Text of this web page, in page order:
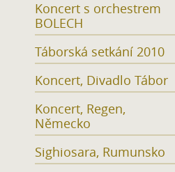
Koncert s orchestrem
BOLECH
Táborská setkání 2010
Koncert, Divadlo Tábor
Koncert, Regen,
Německo
Sighiosara, Rumunsko